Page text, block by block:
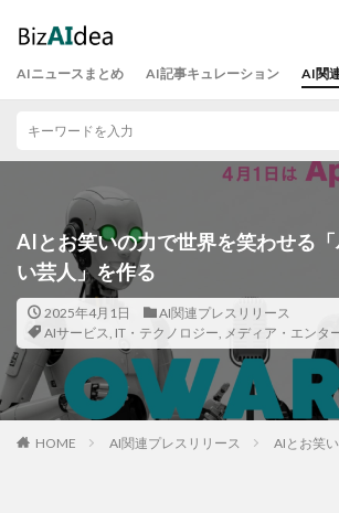
AIニュースまとめ AI記事キュレーション AI関
AIとお笑いの力で世界を笑わせる
い芸人」を作る
2025年4月1日
AI関連プレスリリース
AIサービス, IT・テクノロジー, メディア・エンタ
HOME AI関連プレスリリース AIとお笑